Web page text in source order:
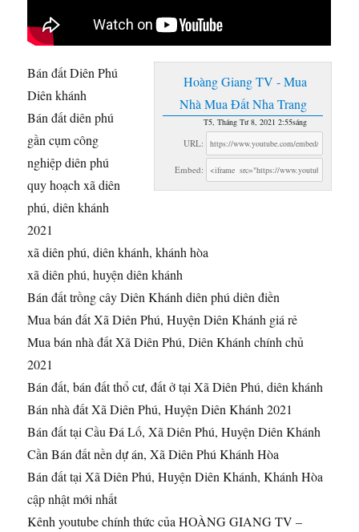
Hoàng Giang TV - Mua
Nhà Mua Đất Nha Trang
T5, Tháng Tư 8, 2021 2:55sáng
URL:
Embed:
Bán đất Diên Phú
Diên khánh
Bán đất diên phú
gần cụm công
nghiệp diên phú
quy hoạch xã diên
phú, diênkhánh
2021
xã diên phú, diên khánh, khánh hòa
xã diên phú, huyện diên khánh
Bán đất trồng cây Diên Khánh diên phú diên điền
Mua bán đất Xã Diên Phú, Huyện Diên Khánh giá rẻ
Mua bán nhà đất Xã Diên Phú, Diên Khánh chính chủ
2021
Bán đất, bán đất thổ cư, đất ở tại Xã Diên Phú, diên khánh
Bán nhà đất Xã Diên Phú, Huyện Diên Khánh 2021
Bán đất tại Cầu Đá Lố, Xã Diên Phú, Huyện Diên Khánh
Cần Bán đất nền dự án, Xã Diên Phú Khánh Hòa
Bán đất tại Xã Diên Phú, Huyện Diên Khánh, Khánh Hòa
cập nhật mới nhất
Kênh youtube chính thức của HOÀNG GIANG TV –